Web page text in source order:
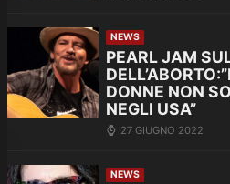
NEWS
PEARL JAM
DONNE NON
NEGLI USA”
27 GIUGNO 2022
NEWS